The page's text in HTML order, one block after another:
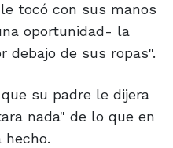
tocó con sus manos
oportunidad- la
debajo de sus ropas".
su padre le dijera
nada" de lo que en
hecho.